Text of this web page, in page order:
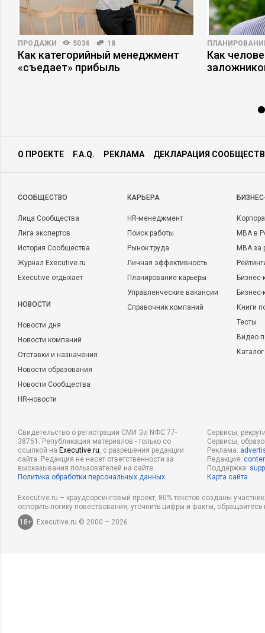
ПРОДАЖИ 5034 18
Как категорийный менеджмент
«съедает» прибыль
Как
О ПРОЕКТЕ F.A.Q. РЕКЛАМА ДЕКЛАРАЦИЯ
CООБЩЕСТВО
Лица Сообщества
Лига экспертов
История Сообщества
Журнал Executive.ru
Executive отдыхает
НОВОСТИ
Новости дня
Новости компаний
Отставки и назначения
Новости образования
Новости Сообщества
HR-новости
КАРЬЕРА
HR-менеджмент
Поиск работы
Рынок труда
Личная эффективность
Планирование карьеры
Управленческие вакансии
Справочник компаний
MBA в
MBA
Бизнес-
Книги
Тесты
Видео
Свидетельство о регистрации СМИ Эл NФС 77-
38751. Републикация материалов - только со
ссылкой на Executive.ru, с разрешения редакции
сайта. Редакция не несет ответственности за
высказывания пользователей на сайте.
Политика обработки персональных данных
Сервисы,
Сервисы,
Реклама:
Редакция:
Поддержка:
Карта сайта
Executive.ru – краудсорсинговый проект, 80% текстов созданы
оспорить логику повествования, уточнить цифры и факты,
18+
Executive.ru © 2000 – 2026.